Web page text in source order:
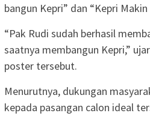
bangun Kepri” dan “Kepri Makin
“Pak Rudi sudah berhasil
saatnya membangun Kepri,”
poster tersebut.
Menurutnya, dukungan
kepada pasangan calon ideal